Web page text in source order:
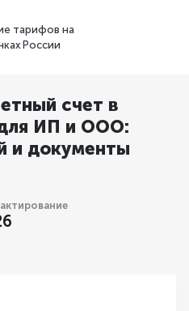
тарифов на
России
счет в
ИП и ООО:
и документы